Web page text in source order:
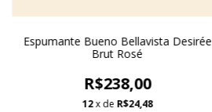
Espumante Bueno Bellavista Desirée
Brut Rosé
R$238,00
12x de R$24,48